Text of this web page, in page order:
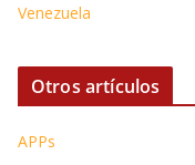
Venezuela
Otros artículos
APPs